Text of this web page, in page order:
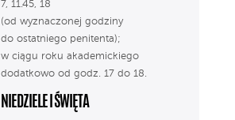
7, 11.45, 18
(od wyznaczonej godziny
do ostatniego penitenta);
w ciągu roku akademickiego
dodatkowo od godz. 17 do 18.
NIEDZIELE I ŚWIĘTA